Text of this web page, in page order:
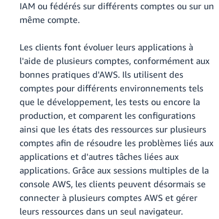
IAM ou fédérés sur différents comptes ou sur un
même compte.
Les clients font évoluer leurs applications à
l'aide de plusieurs comptes, conformément aux
bonnes pratiques d'AWS. Ils utilisent des
comptes pour différents environnements tels
que le développement, les tests ou encore la
production, et comparent les configurations
ainsi que les états des ressources sur plusieurs
comptes afin de résoudre les problèmes liés aux
applications et d'autres tâches liées aux
applications. Grâce aux sessions multiples de la
console AWS, les clients peuvent désormais se
connecter à plusieurs comptes AWS et gérer
leurs ressources dans un seul navigateur.